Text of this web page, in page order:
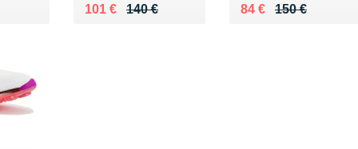
140 €
Au lieu de 140 €
101 €
Vendu 101 € 150 €
Au lieu de 150 €
84 €
Vendu 84 €